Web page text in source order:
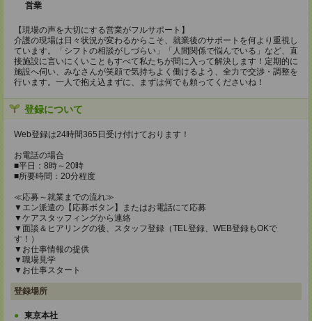
営業
【現場の声を大切にする営業がフルサポート】
介護の現場は日々状況が変わるからこそ、就業後のサポートを何より重視し
ています。「シフトの相談がしづらい」「人間関係で悩んでいる」など、直
接施設に言いにくいこともすべて私たちが間に入って解決します！定期的に
施設へ伺い、みなさんが笑顔で気持ちよく働けるよう、全力で交渉・調整を
行います。一人で抱え込まずに、まずは何でも頼ってくださいね！
登録について
Web登録は24時間365日受け付けております！
お電話の場合
■平日：8時～20時
■所要時間：20分程度
≪応募～就業までの流れ≫
▼エン派遣の【応募ボタン】またはお電話にて応募
▼ケアスタッフィングから連絡
▼面談＆ヒアリングの後、スタッフ登録（TEL登録、WEB登録もOKで
す！）
▼お仕事情報の提供
▼職場見学
▼お仕事スタート
登録場所
東京本社